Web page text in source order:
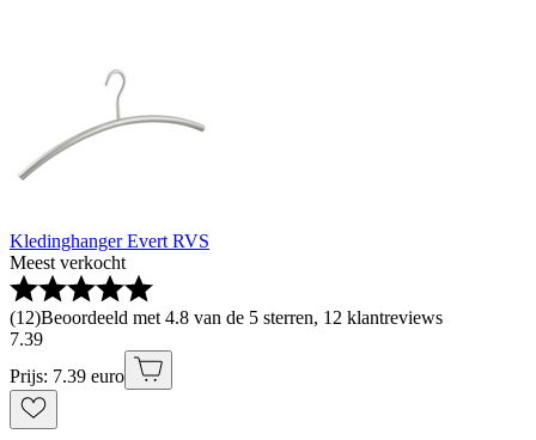
Kledinghanger Evert RVS
Meest verkocht
(12)Beoordeeld met 4.8 van de 5 sterren, 12 klantreviews
7.39
Prijs: 7.39 euro